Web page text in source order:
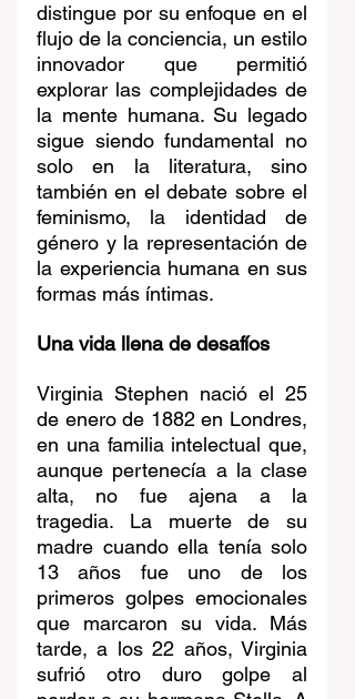
distingue por su enfoque en el
flujo de la conciencia, un estilo
innovador que permitió
explorar las complejidades de
la mente humana. Su legado
sigue siendo fundamental no
solo en la literatura, sino
también en el debate sobre el
feminismo, la identidad de
género y la representación de
la experiencia humana en sus
formas más íntimas.
Una vida llena de desafíos
Virginia Stephen nació el 25
de enero de 1882 en Londres,
en una familia intelectual que,
aunque pertenecía a la clase
alta, no fue ajena a la
tragedia. La muerte de su
madre cuando ella tenía solo
13 años fue uno de los
primeros golpes emocionales
que marcaron su vida. Más
tarde, a los 22 años, Virginia
sufrió otro duro golpe al